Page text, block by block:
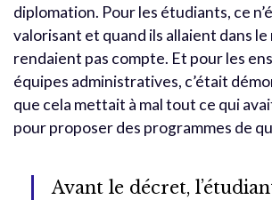
diplomation. Pour les étudiants, ce
valorisant et quand ils allaient dans le
rendaient pas compte. Et pour les
équipes administratives, c’était
que cela mettait à mal tout ce qui
pour proposer des programmes de
Avant le décret,